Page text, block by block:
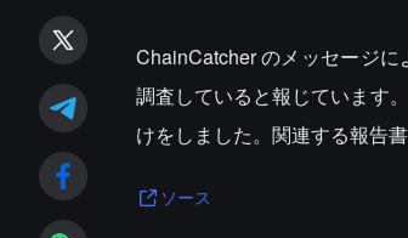
ChainCatcher のメッセージ
調査していると報じています
けをしました。関連する報告
ソース